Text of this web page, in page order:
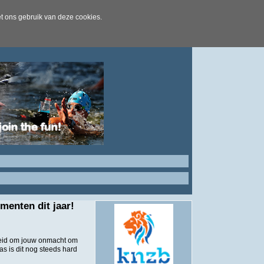
ons gebruik van deze cookies.
dit jaar!
om jouw onmacht om
is dit nog steeds hard